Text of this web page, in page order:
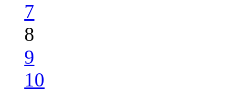
7
8
9
10